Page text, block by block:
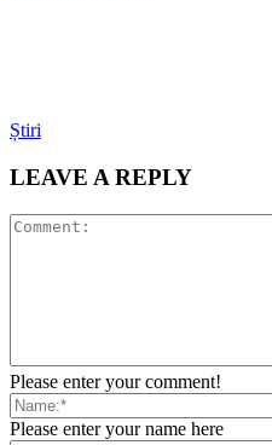
Știri
LEAVE A REPLY
Please enter your comment!
Please enter your name here